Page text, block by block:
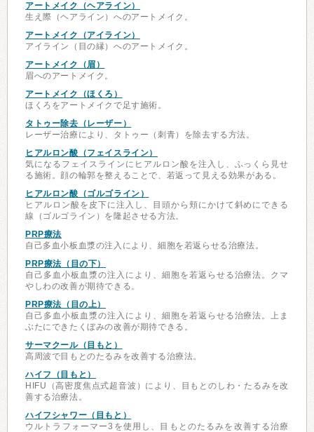
アートメイク（ヘアライン）
生え際（ヘアライン）へのアートメイク。
アートメイク（アイライン）
アイライン（目の縁）へのアートメイク。
アートメイク（眉）
眉へのアートメイク。
アートメイク（ほくろ）
ほくろをアートメイクで足す施術。
タトゥー除去（レーザー）
レーザー治療により、タトゥー（刺青）を除去する方法。
ヒアルロン酸（フェイスライン）
気になるフェイスラインにヒアルロン酸を注入し、ふっくら見せ
る施術。顔の輪郭を整えることで、若返って見える効果がある。
ヒアルロン酸（ゴルゴライン）
ヒアルロン酸を皮下に注入し、目頭から頬にかけて斜めにできる
線（ゴルゴライン）を隆起させる方法。
PRP療法
自己多血小板血漿の注入により、細胞を若返らせる治療法。
PRP療法（目の下）
自己多血小板血漿の注入により、細胞を若返らせる治療法。クマ
やしわの改善が期待できる。
PRP療法（目の上）
自己多血小板血漿の注入により、細胞を若返らせる治療法。上ま
ぶたにできたくぼみの改善が期待できる。
サーマクール（目もと）
高周波で目もとのたるみを改善する治療法。
ハイフ（目もと）
HIFU（高密度焦点式超音波）により、目もとのしわ・たるみを改
善する治療法。
ハイフシャワー（目もと）
ウルトラフォーマー3を使用し、目もとのたるみを改善する治療